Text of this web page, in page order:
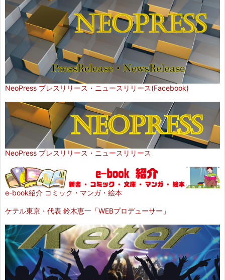
NeoPress プレスリリース・ニュースリリース(Facebook)
NeoPress プレスリリース・ニュースリリース
e-book紹介 コミック・マンガ・絵本
ケテル東京・代表 鈴木恵一「WEBプロデューサー」